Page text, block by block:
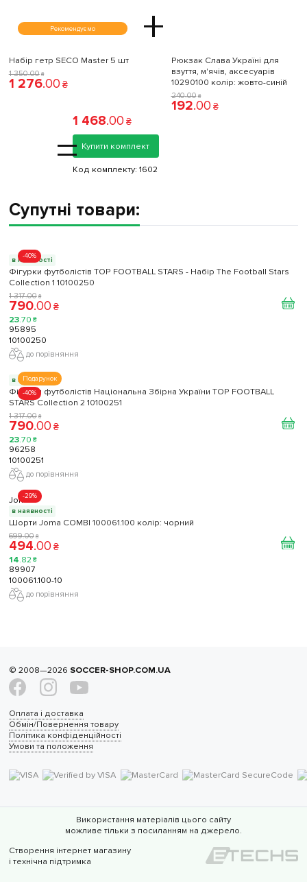
Рекомендуємо +
Набір гетр SECO Master 5 шт
1 350.00 ₴
1 276.00 ₴
Рюкзак Слава Україні для
взуття, м'ячів, аксесуарів
10290100 колiр: жовто-синій
240.00 ₴
192.00 ₴
=
1 468.00 ₴
Купити комплект
Код комплекту: 1602
Супутні товари:
-40%
в наявності
Фігурки футболістів TOP FOOTBALL STARS - Набір The Football Stars
Collection 1 10100250
1 317.00 ₴
790.00 ₴
23.70 ₴
95895
10100250
до порівняння
Подарунок
-40%
в наявності
Фігурки футболістів Національна Збірна України TOP FOOTBALL
STARS Collection 2 10100251
1 317.00 ₴
790.00 ₴
23.70 ₴
96258
10100251
до порівняння
-29%
Joma
в наявності
Шорти Joma COMBI 100061.100 колір: чорний
699.00 ₴
494.00 ₴
14.82 ₴
89907
100061.100-10
до порівняння
© 2008—2026 SOCCER-SHOP.COM.UA
Оплата і доставка
Обмін/Повернення товару
Політика конфіденційності
Умови та положення
Використання матеріалів цього сайту
можливе тільки з посиланням на джерело.
Створення інтернет магазину
і технічна підтримка